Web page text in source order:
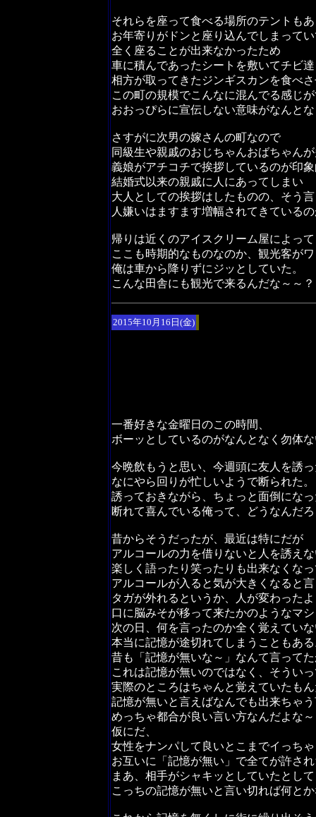
それらを座って食べる場所のテントも
お年寄りがドンと座り込んでしまって
全く座ることが出来なかったため
車に積んであったシートを敷いてチビ
相方が取ってきたジンギスカンを食べ
この町の規模でこんなに混んでる感じ
おおっぴらに宣伝しない意味がなんと
さすがに次男の嫁さんの町なので
同級生や親戚のおじちゃんおばちゃん
義娘がアチコチで挨拶しているのが印
結婚式以来の親戚に人にあってしまい
大人としての挨拶はしたものの、そう
人嫌いはますます増幅されてきている
帰りは近くのアイスクリーム屋によっ
ここも時期的なものなのか、観光客が
俺は車から降りずにジッとしていた。
こんな田舎にも観光で来るんだな～～？
2015年10月16日(金)
一番好きな金曜日のこの時間、
ボーッとしているのがなんとなく勿体
今晩飲もうと思い、今週頭に友人を誘
なにやら回りが忙しいようで断られた。
誘っておきながら、ちょっと面倒にな
断れて喜んでいる俺って、どうなんだ
昔からそうだったが、最近は特にだが
アルコールの力を借りないと人を誘え
楽しく語ったり笑ったりも出来なくな
アルコールが入ると気が大きくなると
タガが外れるというか、人が変わった
口に脳みそが移って来たかのようなマ
次の日、何を言ったのか全く覚えてい
本当に記憶が途切れてしまうこともあ
昔も「記憶が無いな～」なんて言って
これは記憶が無いのではなく、そうい
実際のところはちゃんと覚えていたも
記憶が無いと言えばなんでも出来ちゃ
めっちゃ都合が良い言い方なんだよな
仮にだ、
女性をナンパして良いとこまでイっち
お互いに「記憶が無い」で全てが許さ
まあ、相手がシャキッとしていたとし
こっちの記憶が無いと言い切れば何と